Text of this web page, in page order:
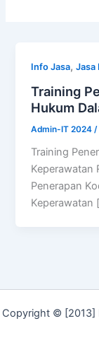
Info Jasa,Jasa
Training
Hukum
Admin-IT 2024 /
Training
Keperawatan
Penerapan
Keperawatan
Copyright © [2013]